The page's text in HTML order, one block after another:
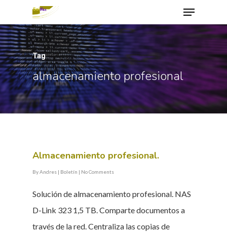
Hit enter to search or ESC to close
Tag
almacenamiento profesional
Almacenamiento profesional.
ByAndres | Boletín | No Comments
Solución de almacenamiento profesional. NAS
D-Link 323 1,5 TB. Comparte documentos a
través de la red. Centraliza las copias de